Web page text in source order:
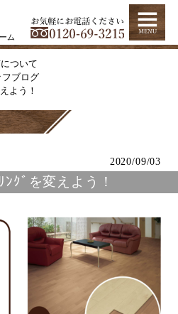
ム
ついて
ブログ
よう！
2020/09/03
ｸﾞを変えよう！